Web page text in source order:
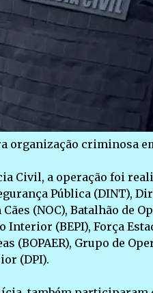
organização criminosa
Civil, a operação foi
Pública (DINT),
(NOC), Batalhão de
Interior (BEPI), Força
(BOPAER), Grupo de
(DPI).